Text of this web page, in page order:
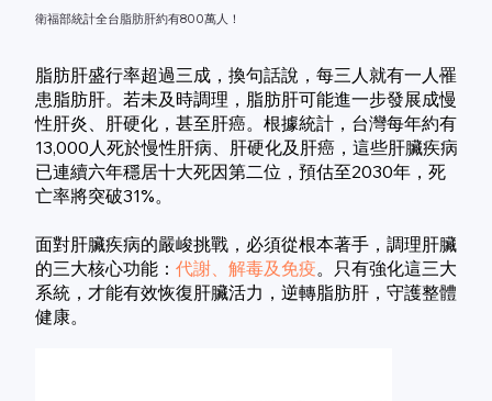
衛福部統計全台脂肪肝約有800萬人！
脂肪肝盛行率超過三成，換句話說，每三人就有一人罹
患脂肪肝。若未及時調理，脂肪肝可能進一步發展成慢
性肝炎、肝硬化，甚至肝癌。根據統計，台灣每年約有
13,000人死於慢性肝病、肝硬化及肝癌，這些肝臟疾病
已連續六年穩居十大死因第二位，預估至2030年，死
亡率將突破31%。
面對肝臟疾病的嚴峻挑戰，必須從根本著手，調理肝臟
的三大核心功能： 代謝、解毒及免疫。只有強化這三大
系統，才能有效恢復肝臟活力，逆轉脂肪肝，守護整體
健康。